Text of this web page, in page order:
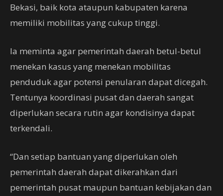
Bekasi, baik kota ataupun kabupaten karena
memiliki mobilitas yang cukup tinggi.
Ia meminta agar pemerintah daerah betul-betul
menekan kasus yang menekan mobilitas
penduduk agar potensi penularan dapat dicegah.
Tentunya koordinasi pusat dan daerah sangat
diperlukan secara rutin agar kondisinya dapat
terkendali.
“Dan setiap bantuan yang diperlukan oleh
pemerintah daerah dapat dikerahkan dari
pemerintah pusat maupun bantuan kebijakan dan